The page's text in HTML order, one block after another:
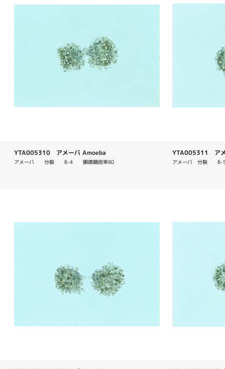
YTA005310 アメーバ Amoeba
アメーバ　　分裂　　B-4　　顕微鏡倍率80
YTA005311 ア
アメーバ　分裂　　